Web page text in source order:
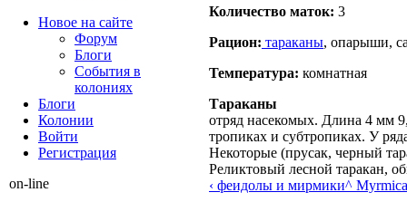
Количество маток: 3
Рацион: тараканы, опарыши,
Температура: комнатная
Тараканы
отряд насекомых. Длина 4 мм
тропиках и субтропиках. У
Некоторые (прусак, черный
Реликтовый лесной таракан,
‹ феидолы и мирмики^
Новое на сайте
Форум
Блоги
События в
колониях
Блоги
Колонии
Войти
Peгиcтpaция
on-line